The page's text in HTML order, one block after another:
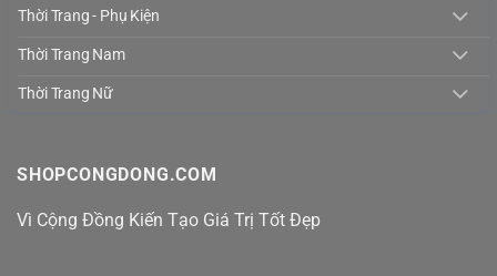
Thời Trang - Phụ Kiện
Thời Trang Nam
Thời Trang Nữ
SHOPCONGDONG.COM
Vì Cộng Đồng Kiến Tạo Giá Trị Tốt Đẹp